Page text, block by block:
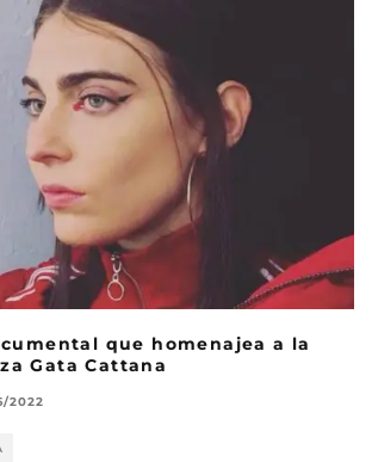
que homenajea a la
Gata Cattana
2022